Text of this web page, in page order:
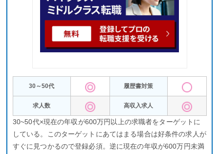
一方で、大手転職エージェントにはよくあることなのですが、
当コンサルタントの当たり外れが大きいというデメリットがあり
当者が当たってしまうこともあるかもしれません。そんな時は、
必ず担当者替えを申し出ましょう。
dodaの公式サイトはこちら
とじる
30～50代 履歴書対策
求人数 高収入求人
30~50代×現在の年収が600万円以上の求職者をターゲットに
している。このターゲットにあてはまる場合は好条件の求人が
すぐに見つかるので登録必須。逆に現在の年収が600万円未満